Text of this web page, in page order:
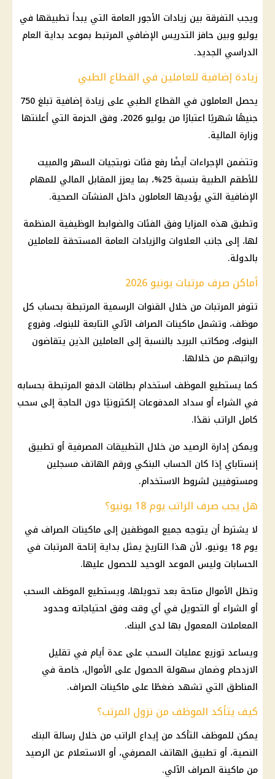
ويجب التفرقة بين زيادات الأجور العامة التي يبدأ تطبيقها في
يوليو وبين حافز التدريس الإضافي المرتبط بموعد بداية العام
الدراسي الجديد.
زيادة إضافية للعاملين في القطاع الطبي
يحصل العاملون في القطاع الطبي على زيادة إضافية تبلغ 750
جنيهًا شهريًا اعتبارًا من يوليو 2026
، وفق الحزمة التي أعلنتها
وزارة المالية.
وتتضمن الإجراءات أيضًا رفع فئات نوبتجيات السهر والمبيت
للأطقم الطبية بنسبة 25%، بما يعزز المقابل المالي للمهام
الإضافية التي يؤديها العاملون داخل المنشآت الصحية.
وتطبق هذه المزايا وفق الفئات والضوابط الوظيفية المنظمة
لها، إلى جانب العلاوات والزيادات العامة المستحقة للعاملين
بالدولة.
أماكن صرف مرتبات يونيو 2026
تتوفرالمرتبات من خلال القنوات الرسمية المرتبطة بحساب كل
موظف، وتشمل ماكينات الصراف الآلي التابعة للبنوك، وفروع
البنوك، ومكاتب البريد بالنسبة إلى العاملين الذين يتقاضون
رواتبهم من خلالها.
كما يستطيع الموظف استخدام بطاقات الدفع المرتبطة بحسابه
في الشراء أو سداد المدفوعات إلكترونيًا دون الحاجة إلى سحب
كامل الراتب نقدًا.
ويمكن إدارة الرصيد من خلال التطبيقات المصرفية أو تطبيق
إنستاباي إذا كان الحساب البنكي ورقم الهاتف مسجلين
ومستوفيين لشروط الاستخدام.
هل يجب صرف الراتب يوم 18 يونيو؟
لا يشترط أن يتوجه جميع الموظفين إلى ماكينات الصراف في
يوم 18 يونيو، لأن هذا التاريخ يمثل بداية إتاحة
المرتبات في
الحسابات وليس الموعد الوحيد للحصول عليها.
وتظل الأموال متاحة بعد تحويلها، ويستطيع الموظف السحب
أو الشراء أو التحويل في أي وقت وفق احتياجاته وحدود
المعاملات المعمول بها لدى البنك.
ويساعد توزيع عمليات السحب على عدة أيام في تقليل
الازدحام وضمان سهولة الحصول على الأموال، خاصة في
المناطق التي تشهد ضغطًا على ماكينات الصراف.
كيف يتأكد الموظف من نزول المرتب؟
يمكن للموظف التأكد من إيداع الراتب من خلال رسالة البنك
النصية، أو تطبيق الهاتف المصرفي، أو الاستعلام عن الرصيد
من ماكينة الصراف الآلي.